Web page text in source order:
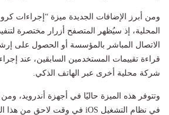
ومن أبرز الإضافات الجديدة ميزة “إجراءات
المحلية، إذ سيُظهر المتصفح أزرار مختصرة
الاتصال المباشر بالمؤسسة أو الحصول على
قراءة تقييمات المستخدمين السابقين، عند
شركة محلية أخرى عبر الهاتف الذكي.
وتتوفر هذه الميزة حاليًا في أجهزة أندرويد،
في نظام التشغيل iOS في وقت لاحق من هذا العام.